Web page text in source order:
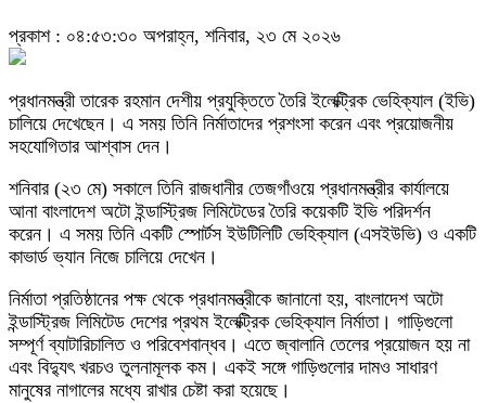
প্রকাশ : ০৪:৫৩:৩০ অপরাহ্ন, শনিবার, ২৩ মে ২০২৬
প্রধানমন্ত্রী তারেক রহমান দেশীয় প্রযুক্তিতে তৈরি ইলেক্ট্রিক ভেহিক্যাল (ইভি)
চালিয়ে দেখেছেন। এ সময় তিনি নির্মাতাদের প্রশংসা করেন এবং প্রয়োজনীয়
সহযোগিতার আশ্বাস দেন।
শনিবার (২৩ মে) সকালে তিনি রাজধানীর তেজগাঁওয়ে প্রধানমন্ত্রীর কার্যালয়ে
আনা বাংলাদেশ অটো ইন্ডাস্ট্রিজ লিমিটেডের তৈরি কয়েকটি ইভি পরিদর্শন
করেন। এ সময় তিনি একটি স্পোর্টস ইউটিলিটি ভেহিক্যাল (এসইউভি) ও একটি
কাভার্ড ভ্যান নিজে চালিয়ে দেখেন।
নির্মাতা প্রতিষ্ঠানের পক্ষ থেকে প্রধানমন্ত্রীকে জানানো হয়, বাংলাদেশ অটো
ইন্ডাস্ট্রিজ লিমিটেড দেশের প্রথম ইলেক্ট্রিক ভেহিক্যাল নির্মাতা। গাড়িগুলো
সম্পূর্ণ ব্যাটারিচালিত ও পরিবেশবান্ধব। এতে জ্বালানি তেলের প্রয়োজন হয় না
এবং বিদ্যুৎ খরচও তুলনামূলক কম। একই সঙ্গে গাড়িগুলোর দামও সাধারণ
মানুষের নাগালের মধ্যে রাখার চেষ্টা করা হয়েছে।